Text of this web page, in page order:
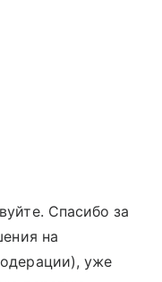
Спасибо за
на
уже